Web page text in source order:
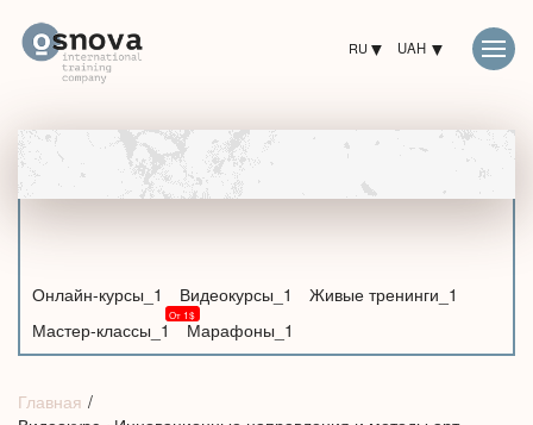
RU UAH
Онлайн-курсы_1 Видеокурсы_1
Живые тренинги_1
Мастер-классы_1
Марафоны_1
Главная